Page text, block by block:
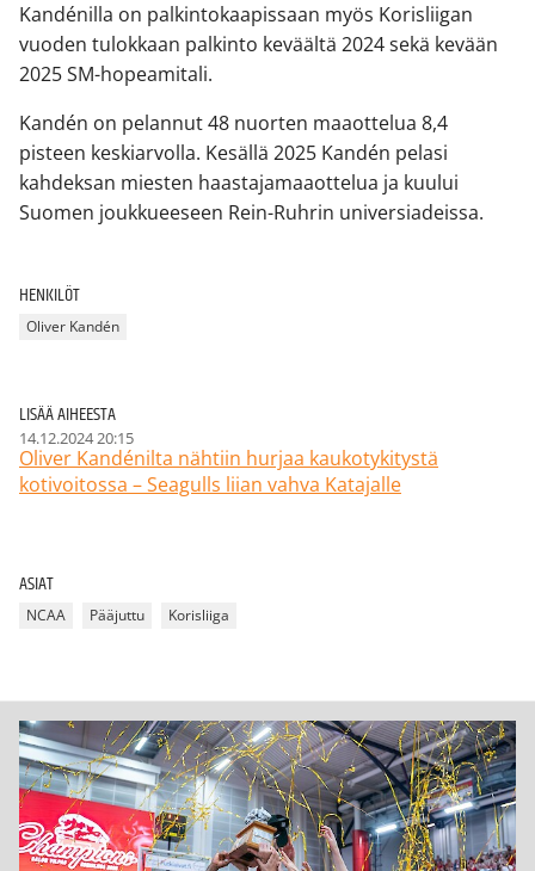
Kandénilla on palkintokaapissaan myös Korisliigan
vuoden tulokkaan palkinto keväältä 2024 sekä kevään
2025 SM-hopeamitali.
Kandén on pelannut 48 nuorten maaottelua 8,4
pisteen keskiarvolla. Kesällä 2025 Kandén pelasi
kahdeksan miesten haastajamaaottelua ja kuului
Suomen joukkueeseen Rein-Ruhrin universiadeissa.
HENKILÖT
Oliver Kandén
LISÄÄ AIHEESTA
14.12.2024 20:15
Oliver Kandénilta nähtiin hurjaa kaukotykitystä
kotivoitossa – Seagulls liian vahva Katajalle
ASIAT
NCAA Pääjuttu Korisliiga